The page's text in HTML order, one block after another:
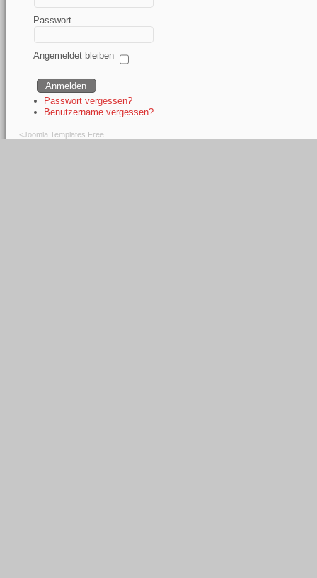
Passwort
Angemeldet bleiben
Passwort vergessen?
Benutzername vergessen?
<Joomla Templates Free